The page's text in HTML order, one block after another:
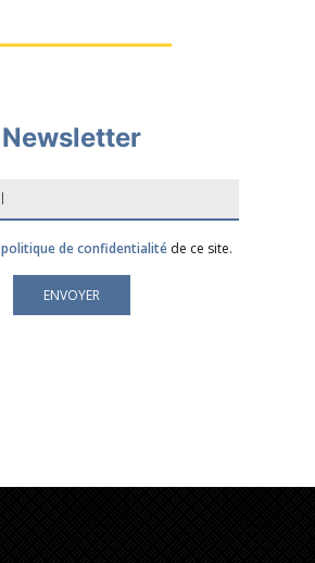
Newsletter
politique de confidentialité de ce site.